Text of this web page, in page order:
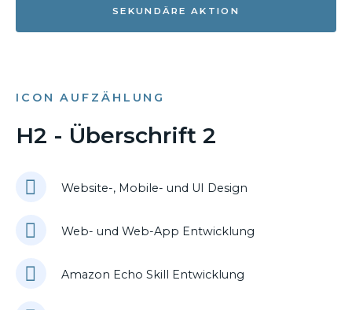
SEKUNDÄRE AKTION
ICON AUFZÄHLUNG
H2 - Überschrift 2
Website-, Mobile- und UI Design
Web- und Web-App Entwicklung
Amazon Echo Skill Entwicklung